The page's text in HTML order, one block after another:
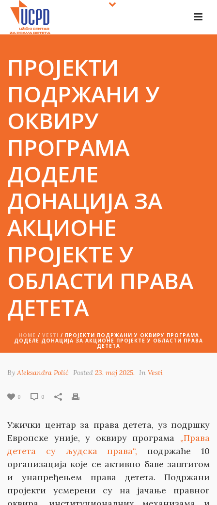
ПРОЈЕКТИ
ПОДРЖАНИ У
ОКВИРУ
ПРОГРАМА
ДОДЕЛЕ
ДОНАЦИЈА ЗА
АКЦИОНЕ
ПРОЈЕКТЕ У
ОБЛАСТИ ПРАВА
ДЕТЕТА
HOME / VESTI / ПРОЈЕКТИ ПОДРЖАНИ У ОКВИРУ ПРОГРАМА
ДОДЕЛЕ ДОНАЦИЈА ЗА АКЦИОНЕ ПРОЈЕКТЕ У ОБЛАСТИ ПРАВА
ДЕТЕТА
By Aleksandra Polić Posted 23. maj 2025. In Vesti
0 0
Ужички центар за права детета, уз подршку
Европске уније, у оквиру програма „Права
детета су људска права“, подржаће 10
организација које се активно баве заштитом
и унапређењем права детета. Подржани
пројекти усмерени су на јачање правног